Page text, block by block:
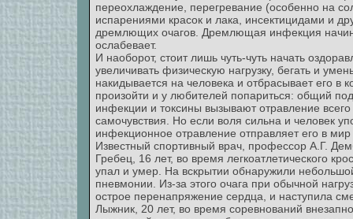
переохлаждение, перегревание (особенно на
испарениями красок и лака, инсектицидами и
дремлющих очагов. Дремлющая инфекция
ослабевает.
И наоборот, стоит лишь чуть-чуть начать
увеличивать физическую нагрузку, бегать и
накидывается на человека и отбрасывает его в
произойти и у любителей попариться: общий
инфекции и токсины вызывают отравление
самочувствия. Но если воля сильна и человек
инфекционное отравление отправляет его в
Известный спортивный врач, профессор А.Г.
Гребец, 16 лет, во время легкоатлетического
упал и умер. На вскрытии обнаружили
пневмонии. Из-за этого очага при обычной
острое перенапряжение сердца, и наступила
Лыжник, 20 лет, во время соревнований